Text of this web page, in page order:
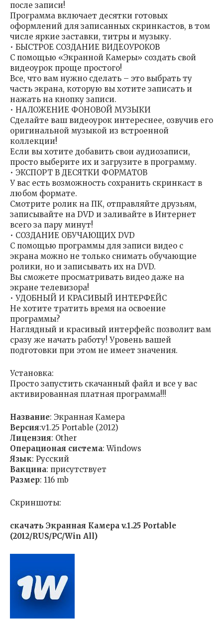
после записи!
Программа включает десятки готовых
оформлений для записанных скринкастов, в том
числе яркие заставки, титры и музыку.
• БЫСТРОЕ СОЗДАНИЕ ВИДЕОУРОКОВ
С помощью «Экранной Камеры» создать свой
видеоурок проще простого!
Все, что вам нужно сделать – это выбрать ту
часть экрана, которую вы хотите записать и
нажать на кнопку записи.
• НАЛОЖЕНИЕ ФОНОВОЙ МУЗЫКИ
Сделайте ваш видеоурок интереснее, озвучив его
оригинальной музыкой из встроенной
коллекции!
Если вы хотите добавить свои аудиозаписи,
просто выберите их и загрузите в программу.
• ЭКСПОРТ В ДЕСЯТКИ ФОРМАТОВ
У вас есть возможность сохранить скринкаст в
любом формате.
Смотрите ролик на ПК, отправляйте друзьям,
записывайте на DVD и заливайте в Интернет
всего за пару минут!
• СОЗДАНИЕ ОБУЧАЮЩИХ DVD
С помощью программы для записи видео с
экрана можно не только снимать обучающие
ролики, но и записывать их на DVD.
Вы сможете просматривать видео даже на
экране телевизора!
• УДОБНЫЙ И КРАСИВЫЙ ИНТЕРФЕЙС
Не хотите тратить время на освоение
программы?
Наглядный и красивый интерфейс позволит вам
сразу же начать работу! Уровень вашей
подготовки при этом не имеет значения.
Установка:
Просто запустить скачанный файл и все у вас
активированная платная программа!!!
Название: Экранная Камера
Версия:v1.25 Portable (2012)
Лицензия: Other
Операционая система: Windows
Язык: Русский
Вакцина: присутствует
Размер: 116 mb
Скриншоты:
скачать Экранная Камера v.1.25 Portable
(2012/RUS/PC/Win All)